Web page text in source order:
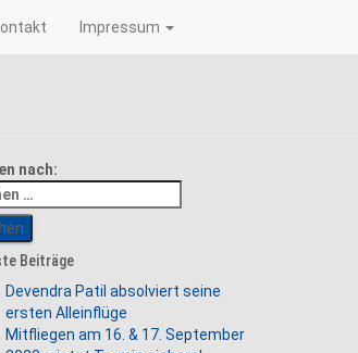
Impressum
nach:
Beiträge
Devendra Patil absolviert seine
ersten Alleinflüge
Mitfliegen am 16. & 17. September